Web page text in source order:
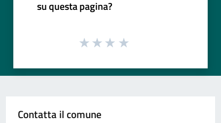
su questa pagina?
Contatta il comune